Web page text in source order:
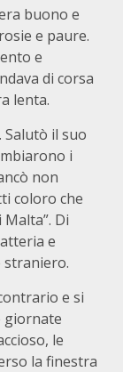
buono e
e paure.
e
di corsa
lenta.
Salutò il suo
i
non
coloro che
Di
e
straniero.
e si
giornate
le
la finestra